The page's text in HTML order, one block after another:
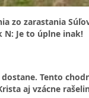
zo zarastania
N: Je to úplne inak!
Tento
aj vzácne